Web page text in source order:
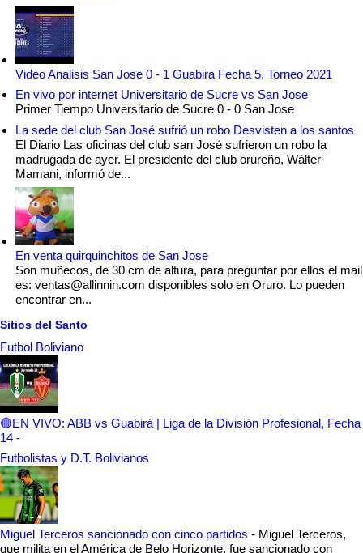
Video Analisis San Jose 0 - 1 Guabira Fecha 5, Torneo 2021
En vivo por internet Universitario de Sucre vs San Jose
Primer Tiempo Universitario de Sucre 0 - 0 San Jose
La sede del club San José sufrió un robo Desvisten a los santos
El Diario Las oficinas del club san José sufrieron un robo la
madrugada de ayer. El presidente del club orureño, Wálter
Mamani, informó de...
En venta quirquinchitos de San Jose
Son muñecos, de 30 cm de altura, para preguntar por ellos el mail
es: ventas@allinnin.com disponibles solo en Oruro. Lo pueden
encontrar en...
Sitios del Santo
Futbol Boliviano
🔴EN VIVO: ABB vs Guabirá | Liga de la División Profesional, Fecha
14 -
Futbolistas y D.T. Bolivianos
Miguel Terceros sancionado con cinco partidos - Miguel Terceros,
que milita en el América de Belo Horizonte, fue sancionado con